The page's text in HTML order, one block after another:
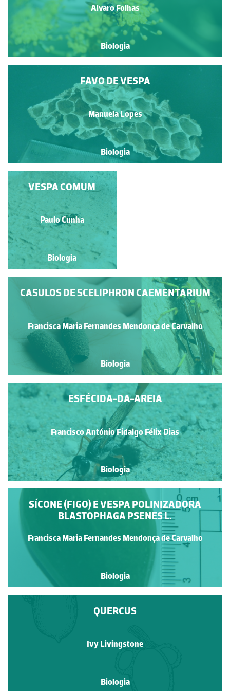
Alvaro Folhas
Biologia
FAVO DE VESPA
Manuela Lopes
Biologia
OVOS DE VESPAS
Francisca Maria Fernandes
Mendonça de Carvalho
Biologia
CASULOS DE SCELIPHRON CAEMENTARIUM
Francisca Maria Fernandes Mendonça de Carvalho
Biologia
ESFÉCIDA-DA-AREIA
Francisco António Fidalgo Félix Dias
Biologia
VESPA COMUM
Paulo Cunha
Biologia
SÍCONE (FIGO) E VESPA POLINIZADORA
BLASTOPHAGA PSENES L.
Francisca Maria Fernandes Mendonça de Carvalho
Biologia
QUERCUS
Ivy Livingstone
Biologia